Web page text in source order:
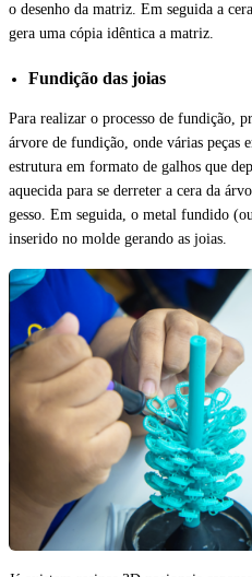
o desenho da matriz. Em seguida a
gera uma cópia idêntica a matriz.
Fundição das joias
Para realizar o processo de fundição,
árvore de fundição, onde várias peças
estrutura em formato de galhos que
aquecida para se derreter a cera da
gesso. Em seguida, o metal fundido
inserido no molde gerando as joias.